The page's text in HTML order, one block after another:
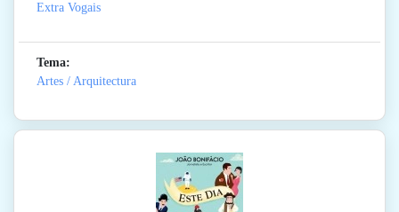
Extra Vogais
Tema:
Artes / Arquitectura